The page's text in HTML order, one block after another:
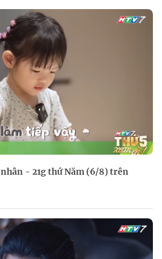
- 21g thứ Năm (6/8) trên